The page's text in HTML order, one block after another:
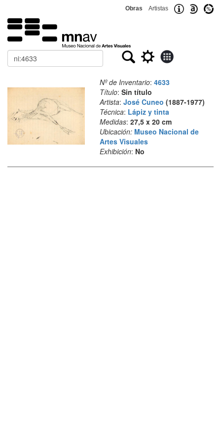
Obras Artistas
Buscar
Nº de Inventario: 4633
Título: Sin título
Artista: José Cuneo (1887-1977)
Técnica: Lápiz y tinta
Medidas: 27,5 x 20 cm
Ubicación: Museo Nacional de
Artes Visuales
Exhibición: No